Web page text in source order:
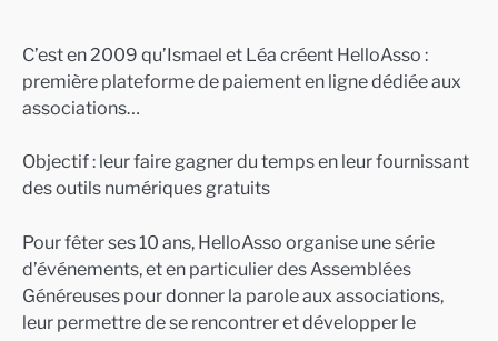
C’est en 2009 qu’Ismael et Léa créent HelloAsso :
première plateforme de paiement en ligne dédiée aux
associations…
Objectif : leur faire gagner du temps en leur fournissant
des outils numériques gratuits
Pour fêter ses 10 ans, HelloAsso organise une série
d’événements, et en particulier des Assemblées
Généreuses pour donner la parole aux associations,
leur permettre de se rencontrer et développer le